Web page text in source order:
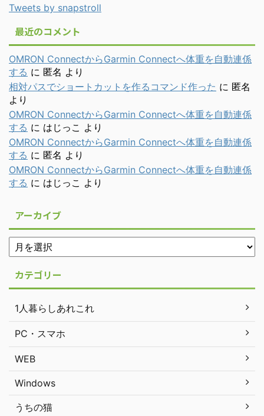
Tweets by snapstroll
最近のコメント
OMRON ConnectからGarmin Connectへ体重を自動連係
する に 匿名 より
相対パスでショートカットを作るコマンド作った に 匿名
より
OMRON ConnectからGarmin Connectへ体重を自動連係
する に はじっこ より
OMRON ConnectからGarmin Connectへ体重を自動連係
する に 匿名 より
OMRON ConnectからGarmin Connectへ体重を自動連係
する に はじっこ より
アーカイブ
カテゴリー
1人暮らしあれこれ
PC・スマホ
WEB
Windows
うちの猫